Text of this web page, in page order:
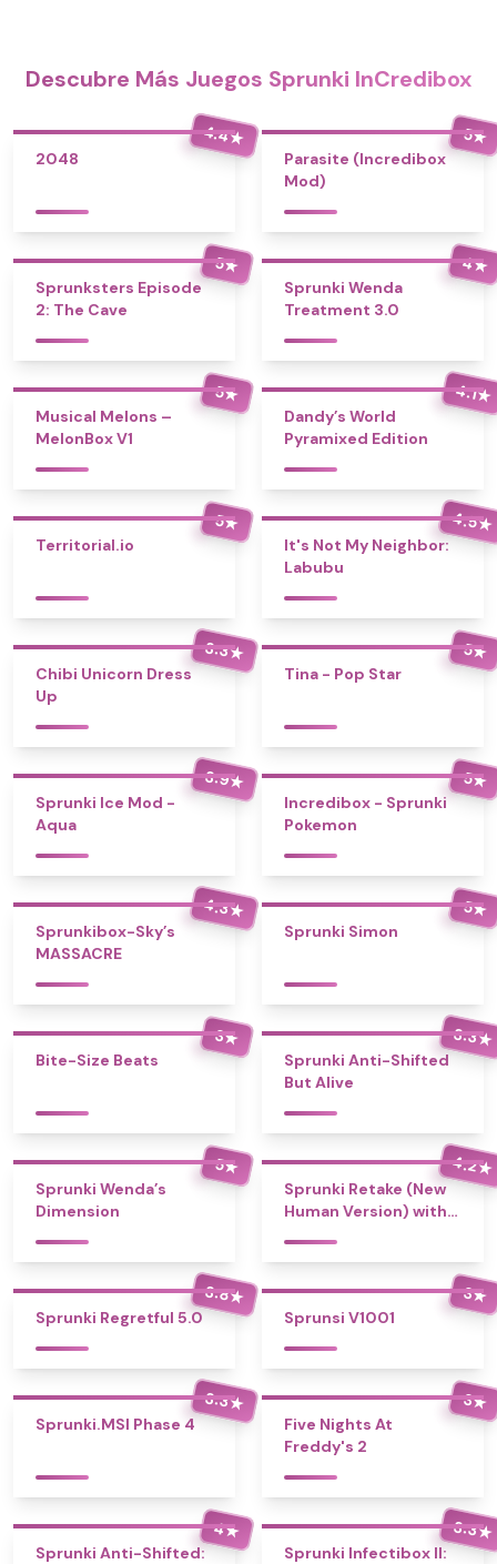
Descubre Más Juegos Sprunki InCredibox
4.4★
2048
5★
Parasite (Incredibox
Mod)
5★
Sprunksters Episode
2: The Cave
4★
Sprunki Wenda
Treatment 3.0
5★
Musical Melons –
MelonBox V1
4.1★
Dandy’s World
Pyramixed Edition
5★
Territorial.io
4.5★
It's Not My Neighbor:
Labubu
3.3★
Chibi Unicorn Dress
Up
5★
Tina - Pop Star
3.9★
Sprunki Ice Mod -
Aqua
5★
Incredibox - Sprunki
Pokemon
4.3★
Sprunkibox-Sky’s
MASSACRE
5★
Sprunki Simon
3★
Bite-Size Beats
3.3★
Sprunki Anti-Shifted
But Alive
5★
Sprunki Wenda’s
Dimension
4.2★
Sprunki Retake (New
Human Version) with
3.8★
Sprunki Regretful 5.0
3★
Sprunsi V1001
3.3★
Sprunki.MSI Phase 4
3★
Five Nights At
Freddy's 2
4★
Sprunki Anti-Shifted:
3.3★
Sprunki Infectibox II: